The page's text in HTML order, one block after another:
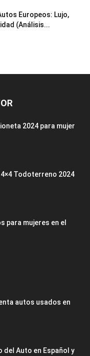
Europeos: Lujo,
(Análisis...
2024 para mujer
4×4 Todoterreno 2024
para mujeres en el
autos usados en
del Auto en Español y